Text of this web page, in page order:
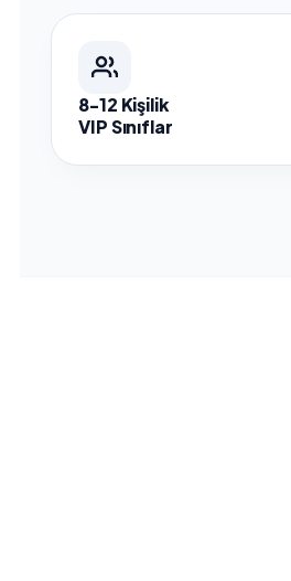
8-12 Kişilik
VIP Sınıflar